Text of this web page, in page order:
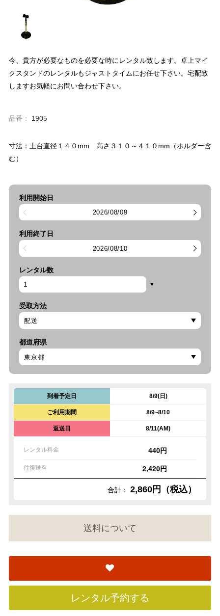
今、貴方が必要なものを必要な時にレンタル致します。卓上マイ
クスタンドのレンタルもジャストタイムにお任せ下さい。宅配致
しますお気軽にお問い合わせ下さい。
品番： 1905
寸法：土台直径１４０mm 高さ３１０～４１０mm（ホルダー含
む）
利用開始日
2026/08/09
利用終了日
2026/08/10
レンタル数
受取方法
都道府県
到着予定日 8/9(日)
ご利用期間 8/9~8/10
返送日 8/11(AM)
レンタル料金 440円
往復送料 2,420円
合計： 2,860円（税込）
送料について
レンタル予約する